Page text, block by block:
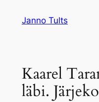
Janno Tults
Kaarel
läbi.